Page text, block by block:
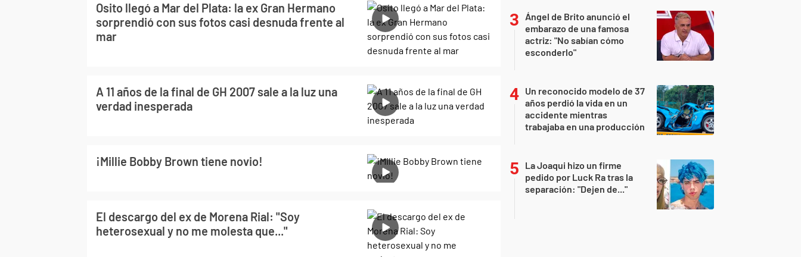
Osito llegó a Mar del Plata: la ex Gran Hermano
sorprendió con sus fotos casi desnuda frente al
mar
A 11 años de la final de GH 2007 sale a la luz una
verdad inesperada
¡Millie Bobby Brown tiene novio!
El descargo del ex de Morena Rial: "Soy
heterosexual y no me molesta que..."
Ángel de Brito anunció el
embarazo de una famosa
actriz: "No sabían cómo
esconderlo"
Un reconocido modelo de 37
años perdió la vida en un
accidente mientras
trabajaba en una producción
La Joaqui hizo un firme
pedido por Luck Ra tras la
separación: "Dejen de..."